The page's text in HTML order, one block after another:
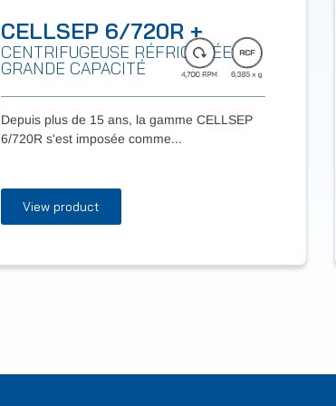
CELLSEP 6/720R +
CENTRIFUGEUSE RÉFRIGÉRÉE DE
GRANDE CAPACITÉ
Depuis plus de 15 ans, la gamme CELLSEP
6/720R s'est imposée comme...
View product